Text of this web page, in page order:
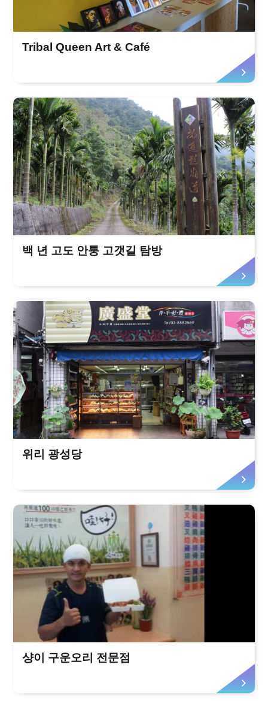
Tribal Queen Art & Café
백 년 고도 안퉁 고갯길 탐방
위리 광성당
샹이 구운오리 전문점